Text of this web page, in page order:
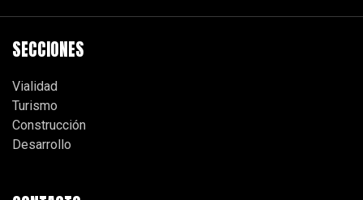
SECCIONES
Vialidad
Turismo
Construcción
Desarrollo